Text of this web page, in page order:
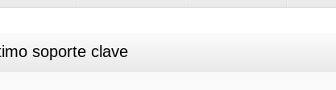
soporte clave